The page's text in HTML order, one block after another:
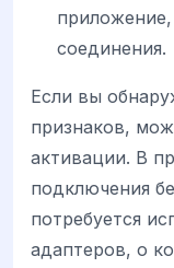
соединения.
Если вы
признаков,
активации. В
подключения
потребуется
адаптеров, о